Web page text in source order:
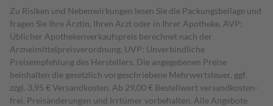
Zu Risiken und Nebenwirkungen lesen Sie die Packungsbeilage und
fragen Sie Ihre Ärztin, Ihren Arzt oder in Ihrer Apotheke. AVP:
Üblicher Apothekenverkaufspreis berechnet nach der
Arzneimittelpreisverordnung. UVP: Unverbindliche
Preisempfehlung des Herstellers. Die angegebenen Preise
beinhalten die gesetzlich vorgeschriebene Mehrwertsteuer, ggf.
zzgl. 3,95 € Versandkosten. Ab 29,00 € Bestell­wert versand­kosten­
frei. Preisänderungen und Irrtümer vorbehalten. Alle Angebote